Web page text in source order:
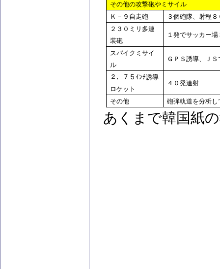
その他の攻撃砲やミサイル
Ｋ－９自走砲
３個砲隊、射程８
２３０ミリ多連
装砲
１発でサッカー
スパイクミサイ
ル
ＧＰＳ誘導、Ｊ
２．７５ｲﾝﾁ誘導
ロケット
４０発連射
その他 砲弾軌道を分析
あくまで韓国紙